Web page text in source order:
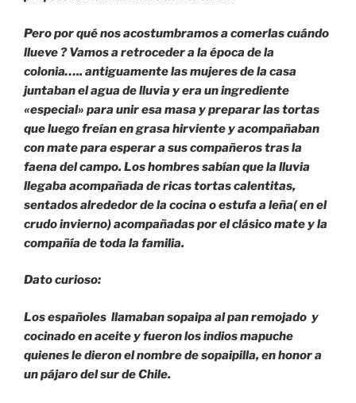
Pero por qué nos acostumbramos a comerlas cuándo
llueve ? Vamos a retroceder a la época de la
colonia….. antiguamente las mujeres de la casa
juntaban el agua de lluvia y era un ingrediente
«especial» para unir esa masa y preparar las tortas
que luego freían en grasa hirviente y acompañaban
con mate para esperar a sus compañeros tras la
faena del campo. Los hombres sabían que la lluvia
llegaba acompañada de ricas tortas calentitas,
sentados alrededor de la cocina o estufa a leña( en el
crudo invierno) acompañadas por el clásico mate y la
compañía de toda la familia.
Dato curioso:
Los españoles llamaban sopaipa al pan remojado y
cocinado en aceite y fueron los indios mapuche
quienes le dieron el nombre de sopaipilla, en honor a
un pájaro del sur de Chile.